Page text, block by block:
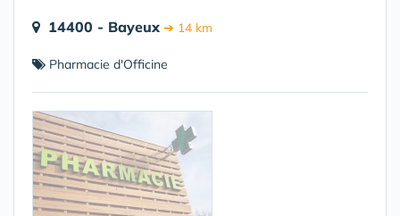
14400 - Bayeux ➔ 14 km
Pharmacie d'Officine